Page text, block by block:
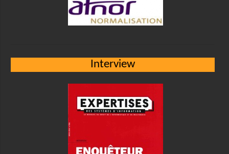
Interview